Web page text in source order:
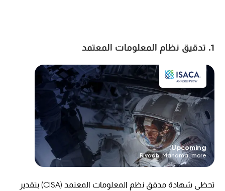
1. تدقيق نظام المعلومات المعتمد
Upcoming:
Riyadh, Manama, more...
تحظى شهادة مدقق نظم المعلومات المعتمد (CISA) بتقدير